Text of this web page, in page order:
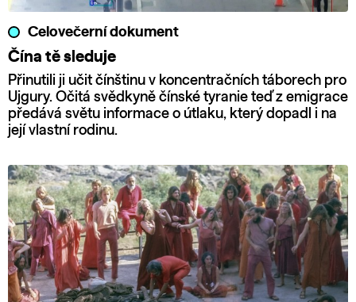
Celovečerní dokument
Čína tě sleduje
Přinutili ji učit čínštinu v koncentračních táborech pro
Ujgury. Očitá svědkyně čínské tyranie teď z emigrace
předává světu informace o útlaku, který dopadl i na
její vlastní rodinu.